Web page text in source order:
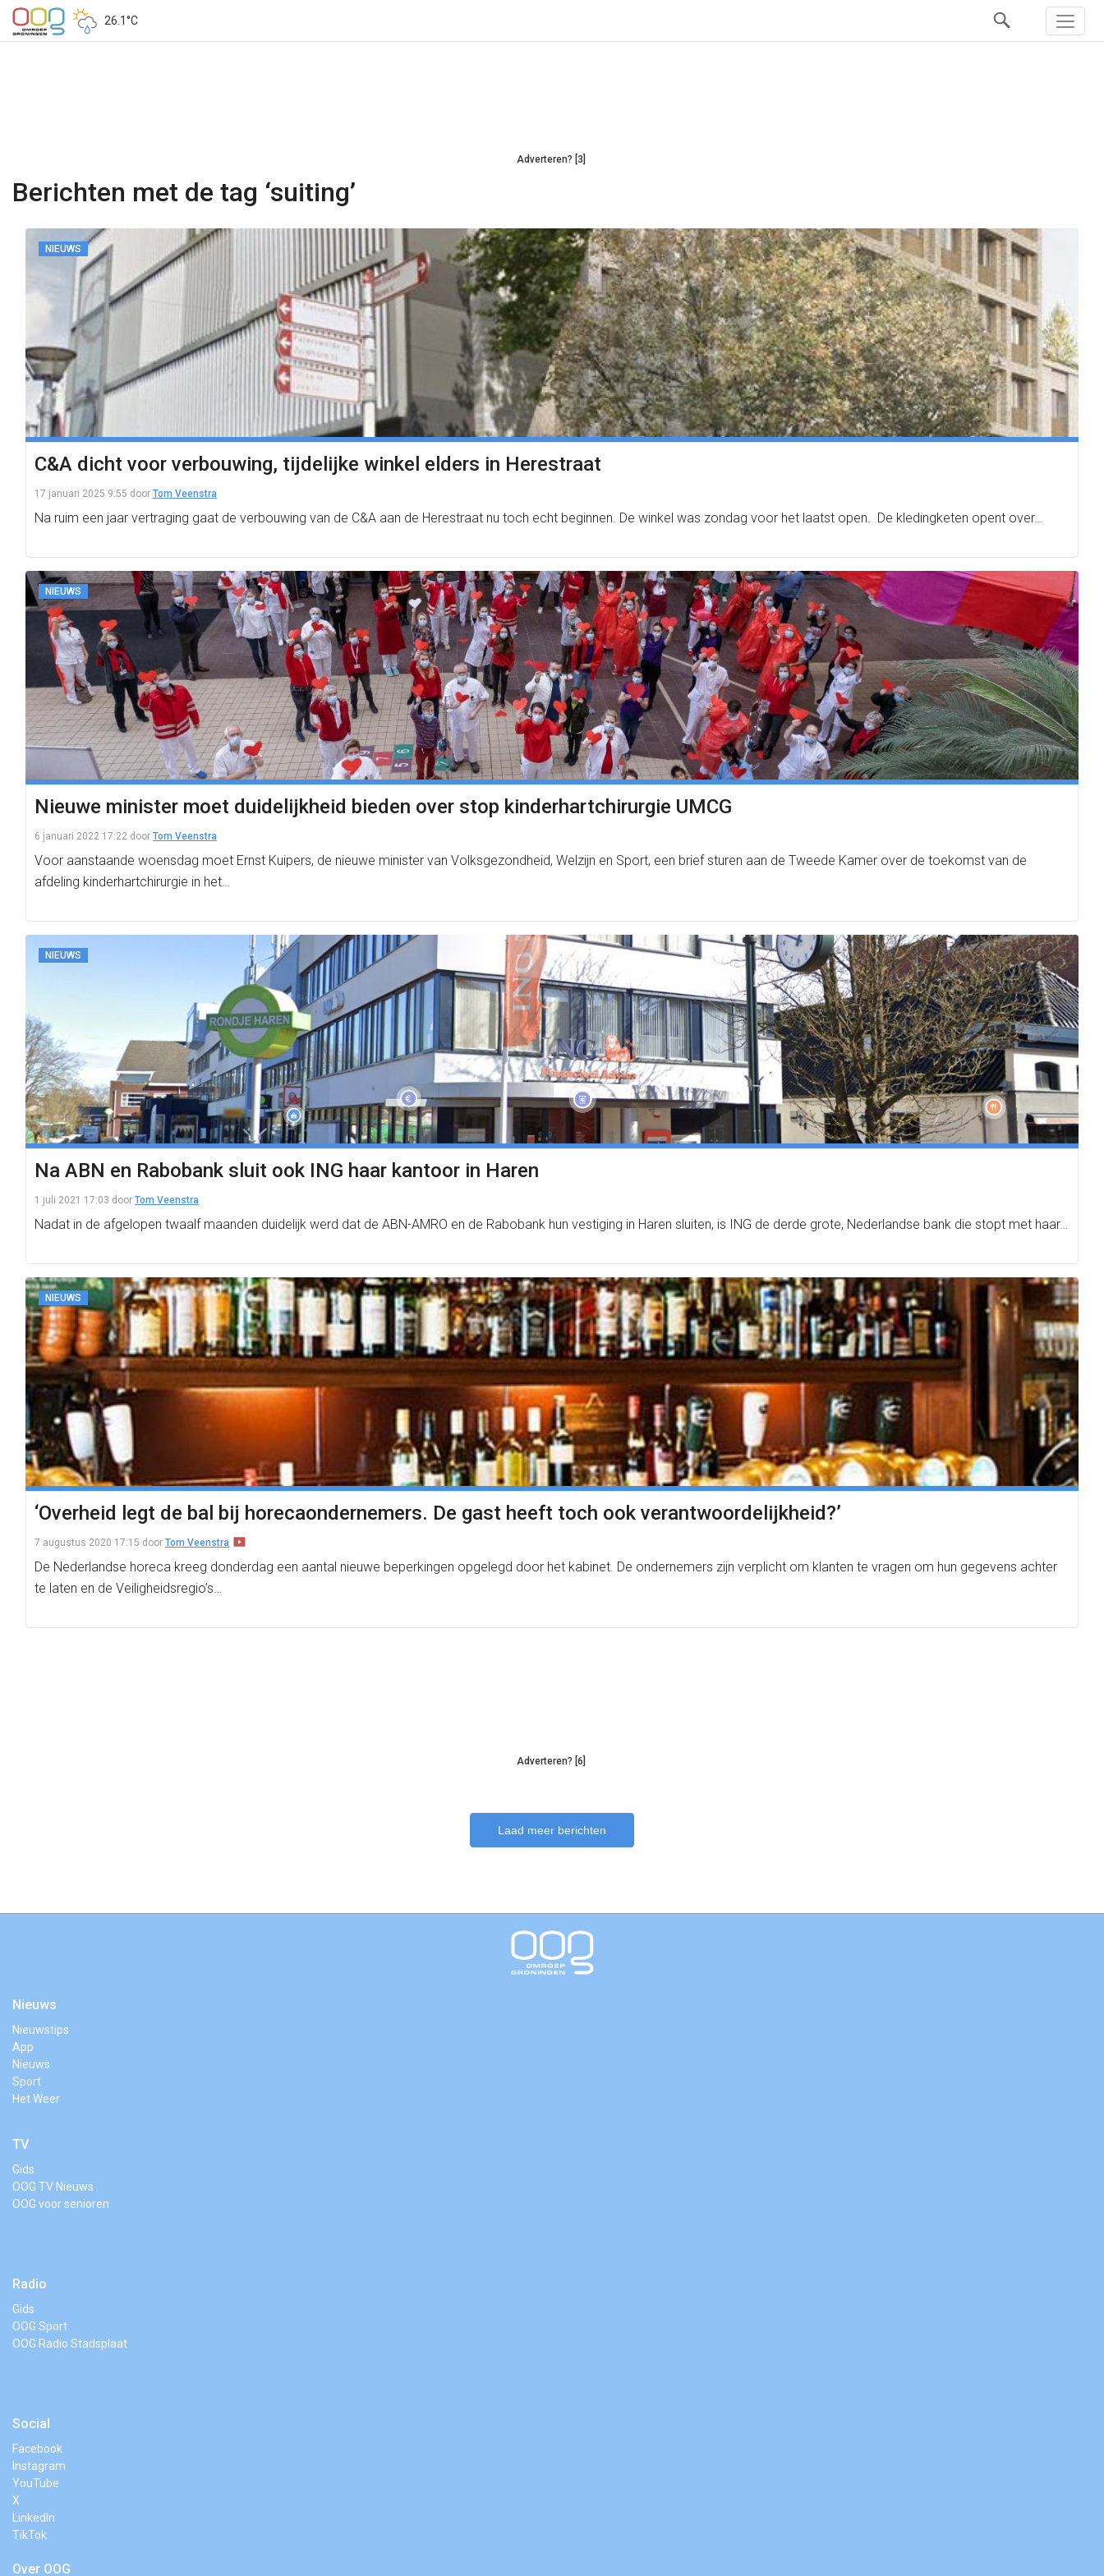
26.1°C
Adverteren? [3]
Berichten met de tag ‘suiting’
NIEUWS
C&A dicht voor verbouwing, tijdelijke winkel elders in Herestraat
17 januari 2025 9:55 door Tom Veenstra
Na ruim een jaar vertraging gaat de verbouwing van de C&A aan de Herestraat nu toch echt beginnen. De winkel was zondag voor het laatst open. De kledingketen opent over…
NIEUWS
Nieuwe minister moet duidelijkheid bieden over stop kinderhartchirurgie UMCG
6 januari 2022 17:22 door Tom Veenstra
Voor aanstaande woensdag moet Ernst Kuipers, de nieuwe minister van Volksgezondheid, Welzijn en Sport, een brief sturen aan de Tweede Kamer over de toekomst van de
afdeling kinderhartchirurgie in het…
NIEUWS
Na ABN en Rabobank sluit ook ING haar kantoor in Haren
1 juli 2021 17:03 door Tom Veenstra
Nadat in de afgelopen twaalf maanden duidelijk werd dat de ABN-AMRO en de Rabobank hun vestiging in Haren sluiten, is ING de derde grote, Nederlandse bank die stopt met haar…
NIEUWS
‘Overheid legt de bal bij horecaondernemers. De gast heeft toch ook verantwoordelijkheid?’
7 augustus 2020 17:15 door Tom Veenstra
De Nederlandse horeca kreeg donderdag een aantal nieuwe beperkingen opgelegd door het kabinet. De ondernemers zijn verplicht om klanten te vragen om hun gegevens achter
te laten en de Veiligheidsregio’s…
Adverteren? [6]
Laad meer berichten
Nieuws
Nieuwstips
App
Nieuws
Sport
Het Weer
TV
Gids
OOG TV Nieuws
OOG voor senioren
Radio
Gids
OOG Sport
OOG Radio Stadsplaat
Social
Facebook
Instagram
YouTube
X
LinkedIn
TikTok
Over OOG